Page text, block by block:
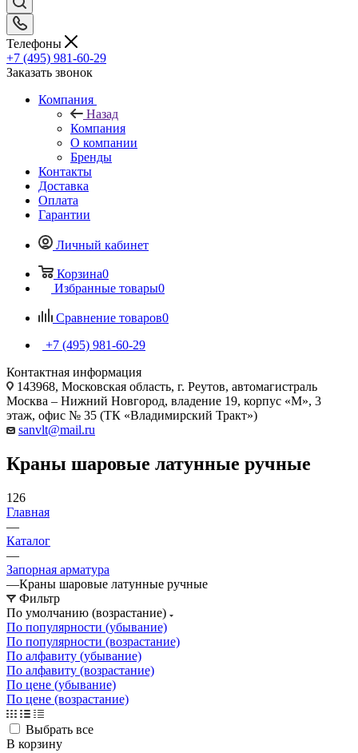
Телефоны
+7 (495) 981-60-29
Заказать звонок
Компания
Назад
Компания
О компании
Бренды
Контакты
Доставка
Оплата
Гарантии
Личный кабинет
Корзина0
Избранные товары0
Сравнение товаров0
+7 (495) 981-60-29
Контактная информация
143968, Московская область, г. Реутов, автомагистраль
Москва – Нижний Новгород, владение 19, корпус «М», 3
этаж, офис № 35 (ТК «Владимирский Тракт»)
sanvlt@mail.ru
Краны шаровые латунные ручные
126
Главная
—
Каталог
—
Запорная арматура
—Краны шаровые латунные ручные
Фильтр
По умолчанию (возрастание)
По популярности (убывание)
По популярности (возрастание)
По алфавиту (убывание)
По алфавиту (возрастание)
По цене (убывание)
По цене (возрастание)
Выбрать все
В корзину